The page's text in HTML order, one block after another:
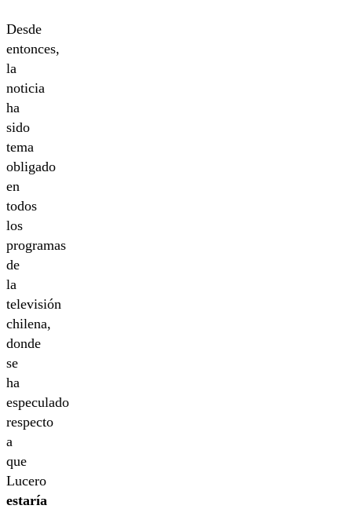
Desde
entonces,
la
noticia
ha
sido
tema
obligado
en
todos
los
programas
de
la
televisión
chilena,
donde
se
ha
especulado
respecto
a
que
Lucero
estaría